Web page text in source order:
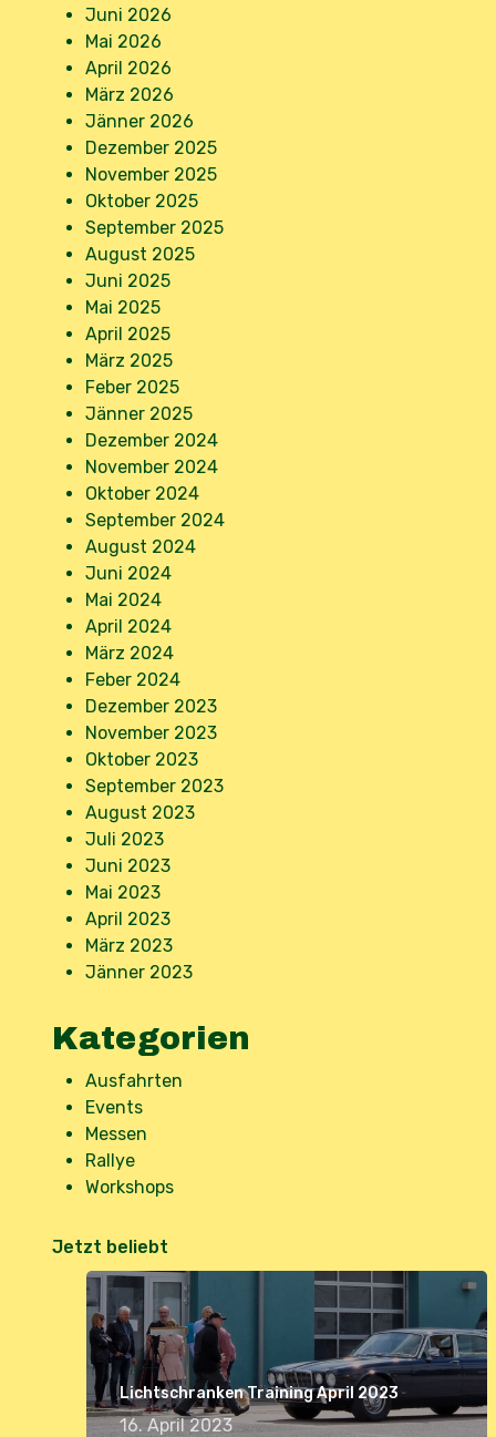
Juni 2026
Mai 2026
April 2026
März 2026
Jänner 2026
Dezember 2025
November 2025
Oktober 2025
September 2025
August 2025
Juni 2025
Mai 2025
April 2025
März 2025
Feber 2025
Jänner 2025
Dezember 2024
November 2024
Oktober 2024
September 2024
August 2024
Juni 2024
Mai 2024
April 2024
März 2024
Feber 2024
Dezember 2023
November 2023
Oktober 2023
September 2023
August 2023
Juli 2023
Juni 2023
Mai 2023
April 2023
März 2023
Jänner 2023
Kategorien
Ausfahrten
Events
Messen
Rallye
Workshops
Jetzt beliebt
Lichtschranken Training April 2023
16. April 2023